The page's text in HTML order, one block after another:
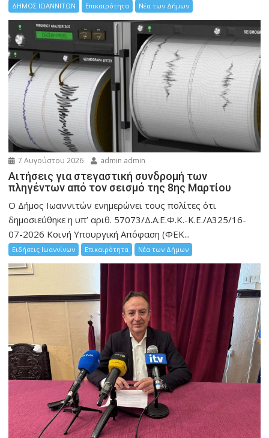
ΔΗΜΟΣ ΙΩΑΝΝΙΤΩΝ Επικαιρότητα Νέα των Δήμων
7 Αυγούστου 2026 admin admin
Αιτήσεις για στεγαστική συνδρομή των
πληγέντων από τον σεισμό της 8ης Μαρτίου
Ο Δήμος Ιωαννιτών ενημερώνει τους πολίτες ότι
δημοσιεύθηκε η υπ’ αριθ. 57073/Δ.Α.Ε.Φ.Κ.-Κ.Ε./Α325/16-
07-2026 Κοινή Υπουργική Απόφαση (ΦΕΚ...
Ειδήσεις Ιωαννίνων Επικαιρότητα Νέα των Δήμων